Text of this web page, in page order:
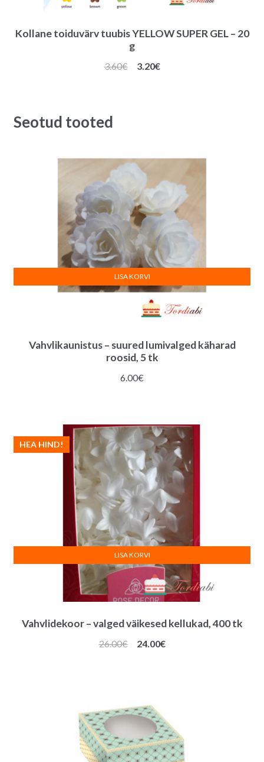
Kollane toiduvärv tuubis YELLOW SUPER GEL – 20
g
3.60€
Algne
3.20€Praegune
Seotud tooted
Vahvlikaunistus – suured lumivalged käharad
roosid, 5 tk
6.00€
LISA KORVI
Vahvlidekoor – valged väikesed kellukad, 400 tk
HEA HIND!
26.00€
Algne
24.00€Praegune
LISA KORVI